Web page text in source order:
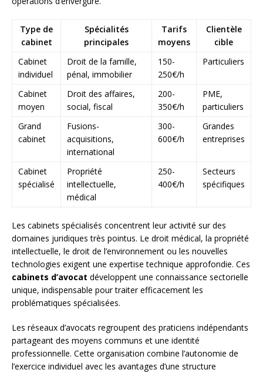
Type de
cabinet
Spécialités
principales
Tarifs
moyens
Clientèle
cible
Cabinet
individuel
Droit de la famille,
pénal, immobilier
150-
250€/h
Particuliers
Cabinet
moyen
Droit des affaires,
social, fiscal
200-
350€/h
PME,
particuliers
Grand
cabinet
Fusions-
acquisitions,
international
300-
600€/h
Grandes
entreprises
Cabinet
spécialisé
Propriété
intellectuelle,
médical
250-
400€/h
Secteurs
spécifiques
Les cabinets spécialisés concentrent leur activité sur des
domaines juridiques très pointus. Le droit médical, la propriété
intellectuelle, le droit de l’environnement ou les nouvelles
technologies exigent une expertise technique approfondie. Ces
cabinets d’avocat développent une connaissance sectorielle
unique, indispensable pour traiter efficacement les
problématiques spécialisées.
Les réseaux d’avocats regroupent des praticiens indépendants
partageant des moyens communs et une identité
professionnelle. Cette organisation combine l’autonomie de
l’exercice individuel avec les avantages d’une structure